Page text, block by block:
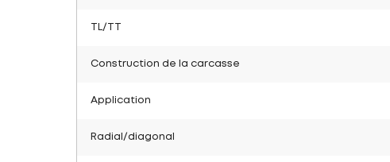
TL/TT
Construction de la carcasse
Application
Radial/diagonal